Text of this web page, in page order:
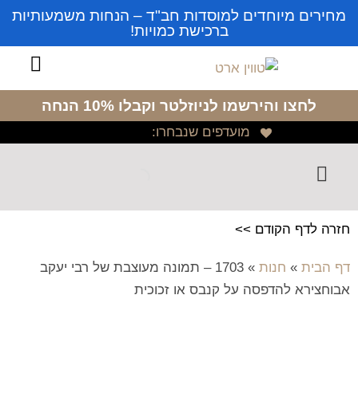
מחירים מיוחדים למוסדות חב"ד – הנחות משמעותיות
ברכישת כמויות!
לחצו והירשמו לניוזלטר וקבלו 10% הנחה
מועדפים שנבחרו:
חזרה לדף הקודם >>
דף הבית » חנות »
1703 – תמונה מעוצבת של רבי יעקב
אבוחצירא להדפסה על קנבס או זכוכית